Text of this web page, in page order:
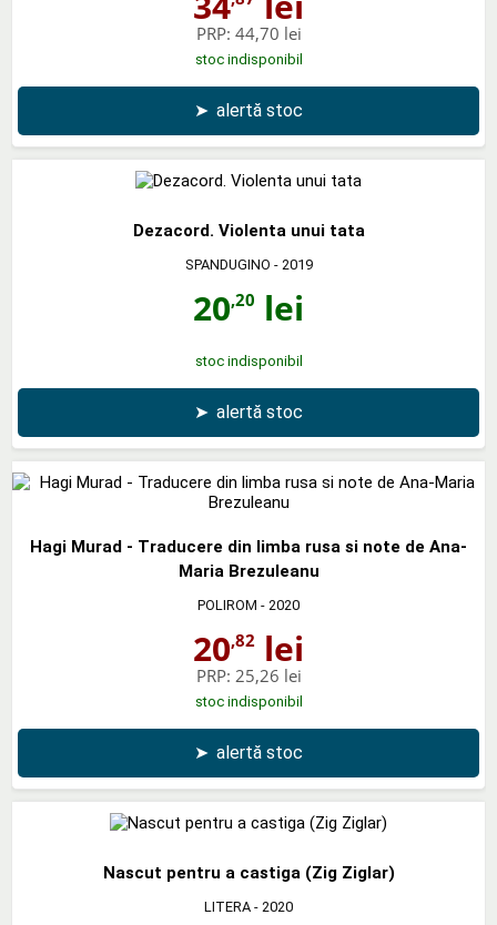
PRP: 44,70 lei
stoc indisponibil
➤ alertă stoc
Dezacord. Violenta unui tata
SPANDUGINO - 2019
20,20 lei
stoc indisponibil
➤ alertă stoc
Hagi Murad - Traducere din limba rusa si note de Ana-
Maria Brezuleanu
POLIROM - 2020
20,82 lei
PRP: 25,26 lei
stoc indisponibil
➤ alertă stoc
Nascut pentru a castiga (Zig Ziglar)
LITERA - 2020